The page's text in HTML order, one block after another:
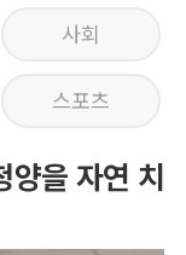
사회
스포츠
을 자연 치